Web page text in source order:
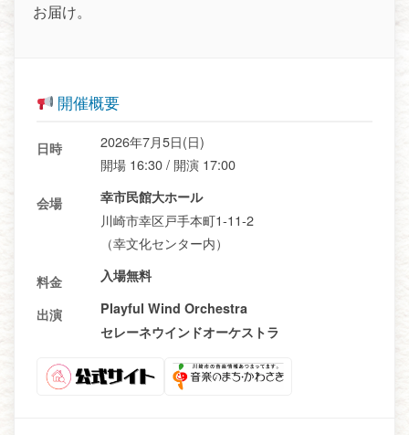
お届け。
開催概要
日時
2026年7月5日(日)
開場 16:30 / 開演 17:00
会場 幸市民館大ホール
川崎市幸区戸手本町1-11-2
（幸文化センター内）
料金 入場無料
出演
Playful Wind Orchestra
セレーネウインドオーケストラ